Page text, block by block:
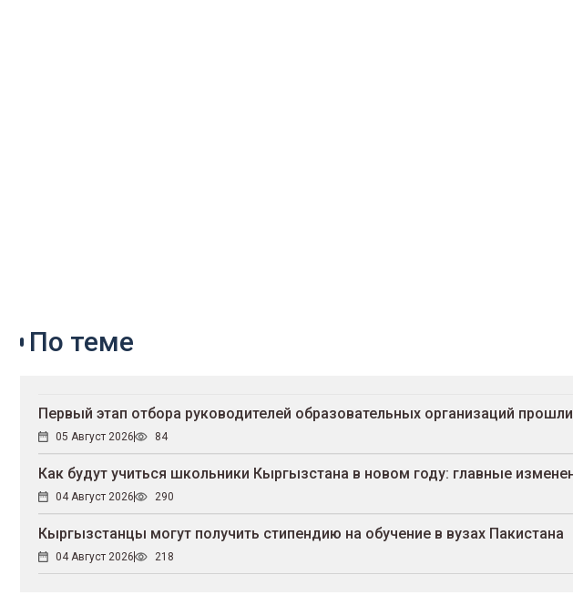
По теме
Первый этап отбора руководителей образовательных организаций
05 Август 2026 84
Как будут учиться школьники Кыргызстана в новом году: главные
04 Август 2026 290
Кыргызстанцы могут получить стипендию на обучение в вузах Пакистана
04 Август 2026 218